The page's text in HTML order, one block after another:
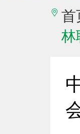
首
林